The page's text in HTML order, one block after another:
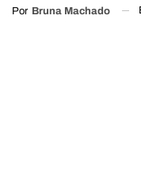
Por Bruna Machado